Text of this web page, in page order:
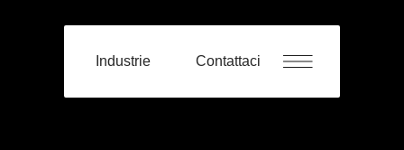
Industrie Contattaci